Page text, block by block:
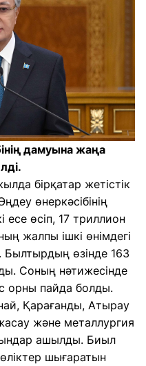
дамуына жаңа
бірқатар жетістік
өнеркәсібінің
өсіп, 17 триллион
жалпы ішкі өнімдегі
Былтырдың өзінде 163
Соның нәтижесінде
орны пайда болды.
Қарағанды, Атырау
және металлургия
ашылды. Биыл
шығаратын